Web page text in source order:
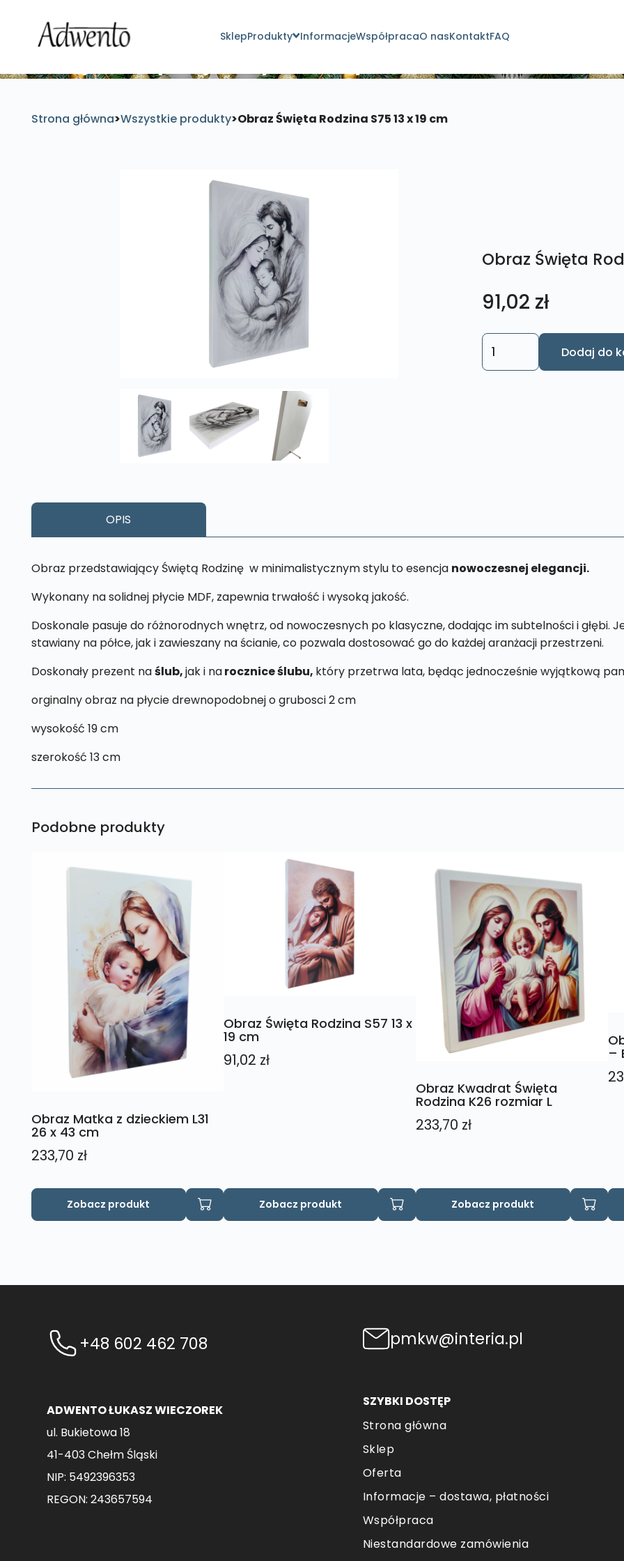
SklepProdukty InformacjeWspółpracaO nasKontaktFAQ
Strona główna>Wszystkie produkty>Obraz Święta Rodzina S75 13 x 19 cm
Obraz Święta
91,02 zł
ilość
Obraz
Dodaj do
OPIS
Obraz przedstawiający Świętą Rodzinę w minimalistycznym stylu to esencja nowoczesnej elegancji.
Wykonany na solidnej płycie MDF, zapewnia trwałość i wysoką jakość.
Doskonale pasuje do różnorodnych wnętrz, od nowoczesnych po klasyczne, dodając im subtelności i głębi.
stawiany na półce, jak i zawieszany na ścianie, co pozwala dostosować go do każdej aranżacji przestrzeni.
Doskonały prezent naślub,jak i narocznice ślubu, który przetrwa lata, będąc jednocześnie wyjątkową
orginalny obraz na płycie drewnopodobnej o grubosci 2 cm
wysokość 19 cm
szerokość 13 cm
Podobne produkty
Obraz Matka z dzieckiem L31
26 x 43 cm
233,70 zł
Zobacz produkt
Obraz Święta Rodzina S57 13 x
19 cm
91,02 zł
Zobacz produkt
Obraz Kwadrat Święta
Rodzina K26 rozmiar L
233,70 zł
Zobacz produkt
–
+48 602 462 708
ADWENTO ŁUKASZ WIECZOREK
ul. Bukietowa 18
41-403 Chełm Śląski
NIP: 5492396353
REGON: 243657594
pmkw@interia.pl
SZYBKI DOSTĘP
Strona główna
Sklep
Oferta
Informacje – dostawa, płatności
Współpraca
Niestandardowe zamówienia